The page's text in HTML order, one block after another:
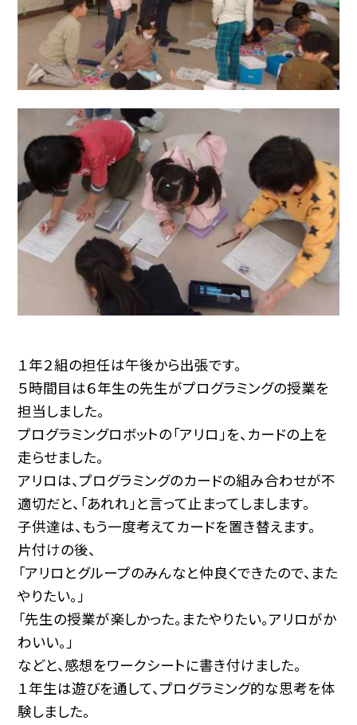
１年２組の担任は午後から出張です。
５時間目は６年生の先生がプログラミングの授業を
担当しました。
プログラミングロボットの「アリロ」を、カードの上を
走らせました。
アリロは、プログラミングのカードの組み合わせが不
適切だと、「あれれ」と言って止まってしまします。
子供達は、もう一度考えてカードを置き替えます。
片付けの後、
「アリロとグループのみんなと仲良くできたので、また
やりたい。」
「先生の授業が楽しかった。またやりたい。アリロがか
わいい。」
などと、感想をワークシートに書き付けました。
１年生は遊びを通して、プログラミング的な思考を体
験しました。